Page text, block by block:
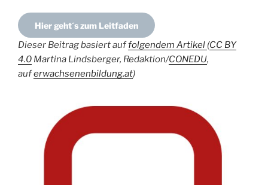
Hier geht´s zum Leitfaden
Dieser Beitrag basiert auffolgendem Artikel (CC BY
4.0 Martina Lindsberger, Redaktion/CONEDU,
auferwachsenenbildung.at)